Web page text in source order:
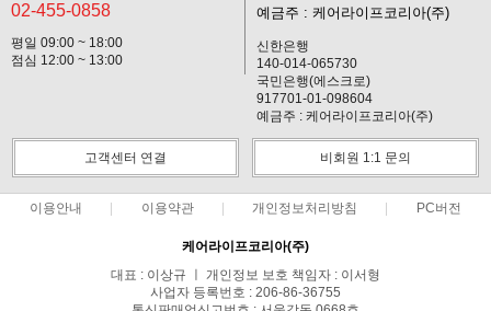
02-455-0858
평일 09:00 ~ 18:00
점심 12:00 ~ 13:00
예금주 : 케어라이프코리아(주)
신한은행
140-014-065730
국민은행(에스크로)
917701-01-098604
예금주 : 케어라이프코리아(주)
고객센터 연결 비회원 1:1 문의
이용안내 이용약관 개인정보처리방침 PC버전
케어라이프코리아(주)
대표 : 이상규 ㅣ 개인정보 보호 책임자 : 이서형
사업자 등록번호 : 206-86-36755